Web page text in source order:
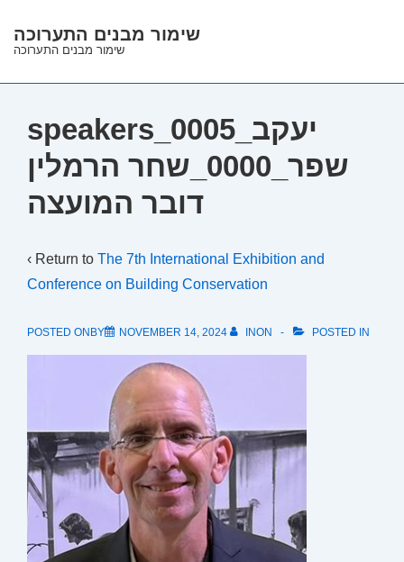
Skip
Main
שימור מבנים התערוכה
שימור מבנים התערוכה
speakers_0005_יעקב
שפר_0000_שחר הרמלין
דובר המועצה
‹ Return to The 7th International Exhibition and
Conference on Building Conservation
POSTED ONBY NOVEMBER 14, 2024 INON POSTED IN